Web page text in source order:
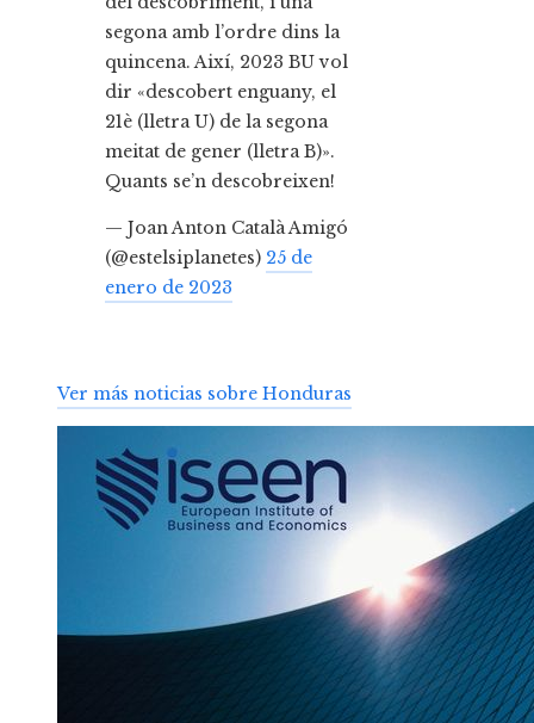
segona amb l’ordre dins la
quincena. Així, 2023 BU vol
dir «descobert enguany, el
21è (lletra U) de la segona
meitat de gener (lletra B)».
Quants se’n descobreixen!
— Joan Anton Català Amigó
(@estelsiplanetes) 25 de
enero de 2023
Ver más noticias sobre Honduras